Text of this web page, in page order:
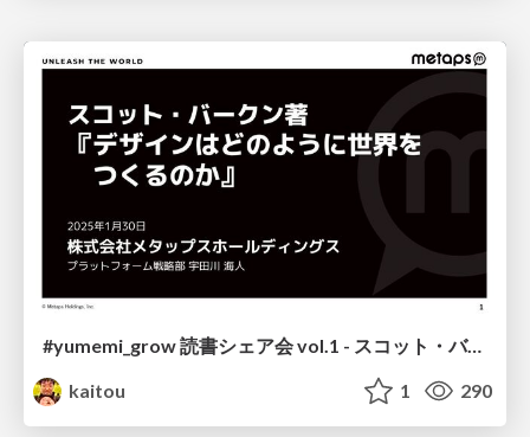
#yumemi_grow 読書シェア会 vol.1 - スコット・バークン著『デザインはどのように世界をつくるのか』
kaitou
1 290